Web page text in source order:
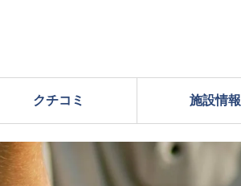
クチコミ 施設情報